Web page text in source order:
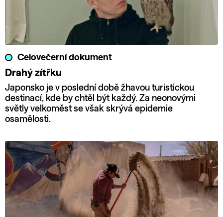
Celovečerní dokument
Drahý zítřku
Japonsko je v poslední době žhavou turistickou
destinací, kde by chtěl být každý. Za neonovými
světly velkoměst se však skrývá epidemie
osamělosti.